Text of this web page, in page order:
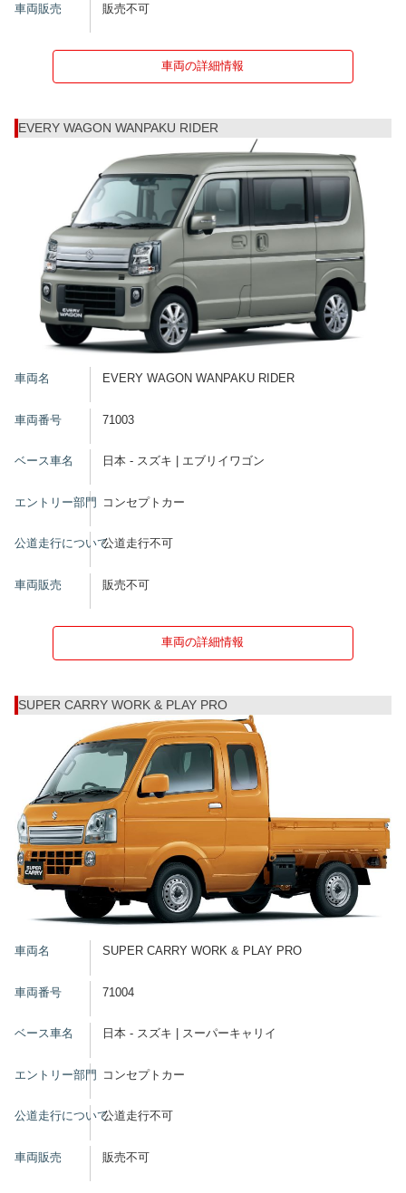
車両販売 販売不可
車両の詳細情報
EVERY WAGON WANPAKU RIDER
車両名 EVERY WAGON WANPAKU RIDER
車両番号 71003
ベース車名 日本 - スズキ | エブリイワゴン
エントリー部門 コンセプトカー
公道走行について公道走行不可
車両販売 販売不可
車両の詳細情報
SUPER CARRY WORK & PLAY PRO
車両名 SUPER CARRY WORK & PLAY PRO
車両番号 71004
ベース車名 日本 - スズキ | スーパーキャリイ
エントリー部門 コンセプトカー
公道走行について公道走行不可
車両販売 販売不可